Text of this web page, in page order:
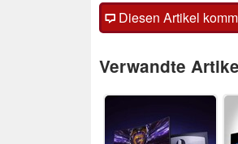
Diesen Artikel
Verwandte